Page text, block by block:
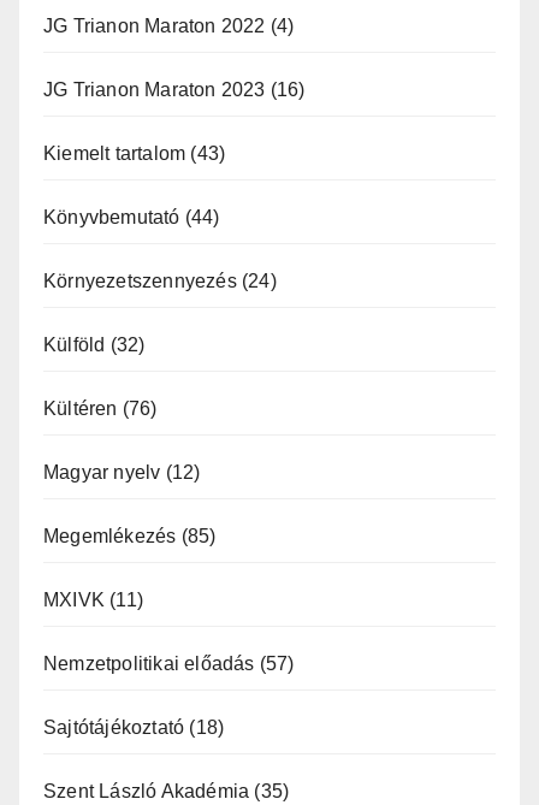
JG Trianon Maraton 2022 (4)
JG Trianon Maraton 2023 (16)
Kiemelt tartalom (43)
Könyvbemutató (44)
Környezetszennyezés(24)
Külföld (32)
Kültéren (76)
Magyar nyelv (12)
Megemlékezés (85)
MXIVK (11)
Nemzetpolitikai előadás (57)
Sajtótájékoztató (18)
Szent László Akadémia (35)